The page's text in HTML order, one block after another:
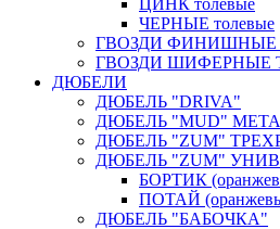
ЦИНК толевые
ЧЕРНЫЕ толевые
ГВОЗДИ ФИНИШНЫЕ
ГВОЗДИ ШИФЕРНЫЕ
ДЮБЕЛИ
ДЮБЕЛЬ "DRIVA"
ДЮБЕЛЬ "MUD"
ДЮБЕЛЬ "ZUM"
ДЮБЕЛЬ "ZUM"
БОРТИК
ПОТАЙ
ДЮБЕЛЬ "БАБОЧКА"